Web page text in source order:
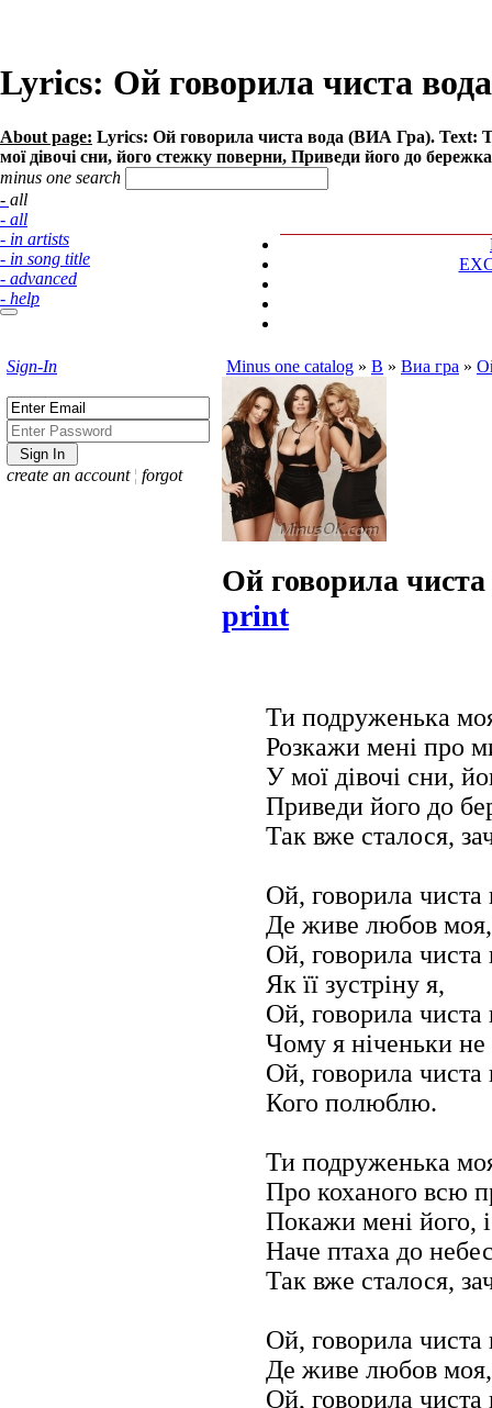
Lyrics: Ой говорила чиста
About page: Lyrics: Ой говорила чиста вода (ВИА Гра). Text:
мої дівочі сни, його стежку поверни, Приведи його до
minus one search
- all
- all
- in artists
- in song title
- advanced
- help
Sign-In
create an account ¦ forgot
Minus one catalog » В » Виа гра »
Ой говорила чиста
print
Ти подруженька
Розкажи мені про
У мої дівочі сни,
Приведи його до
Так вже сталося,
Ой, говорила чиста
Де живе любов моя,
Ой, говорила чиста
Як її зустріну я,
Ой, говорила чиста
Чому я ніченьки
Ой, говорила чиста
Кого полюблю.
Ти подруженька
Про коханого всю
Покажи мені його,
Наче птаха до
Так вже сталося,
Ой, говорила чиста
Де живе любов моя,
Ой, говорила чиста